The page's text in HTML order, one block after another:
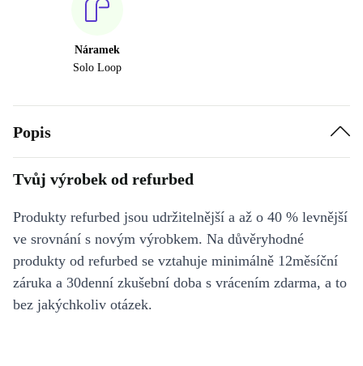
Náramek
Solo Loop
Popis
Tvůj výrobek od refurbed
Produkty refurbed jsou udržitelnější a až o 40 % levnější
ve srovnání s novým výrobkem. Na důvěryhodné
produkty od refurbed se vztahuje minimálně 12měsíční
záruka a 30denní zkušební doba s vrácením zdarma, a to
bez jakýchkoliv otázek.